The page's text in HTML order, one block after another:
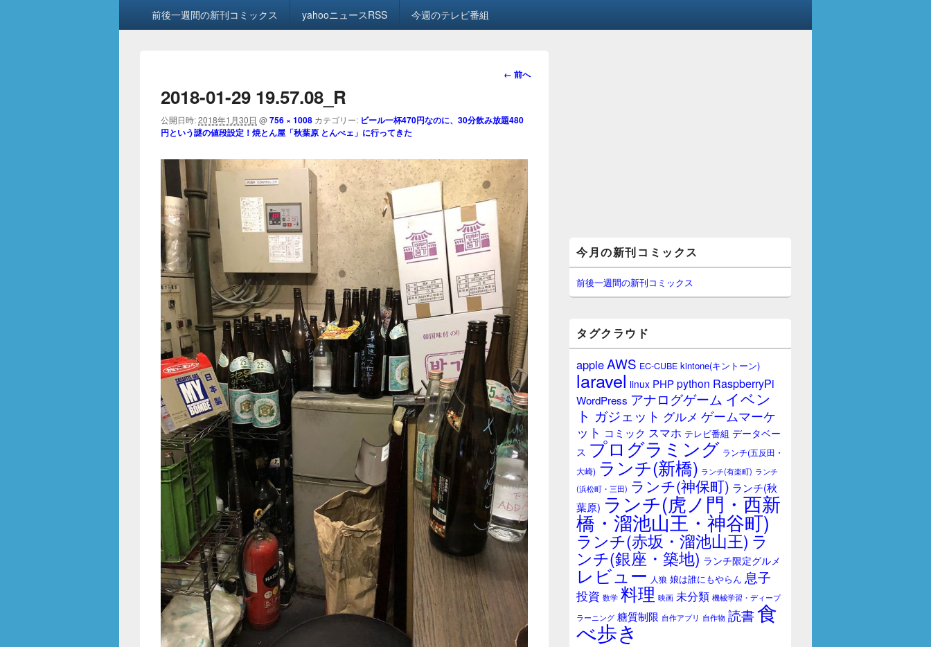
前後一週間の新刊コミックス yahooニュースRSS 今週のテレビ番組
画
ビ
シ
ョ
← 前へ
2018-01-29 19.57.08_R
公開日時:2018年1月30日 @756 × 1008 カテゴリー: ビール一杯470円なのに、30分飲み放題480
円という謎の値段設定！焼とん屋「秋葉原 とんべェ」に行ってきた
イ
ン
サ
イ
ー
ジ
ッ
ト
今月の新刊コミックス
前後一週間の新刊コミックス
タグクラウド
appleAWS EC-CUBE kintone(キントーン)
laravel linux PHPpython RaspberryPi
WordPress アナログゲーム イベン
ト ガジェット グルメ ゲームマーケ
ット コミック スマホ テレビ番組 データベー
ス プログラミング ランチ(五反田・
大崎) ランチ(新橋) ランチ(有楽町) ランチ
(浜松町・三田) ランチ(神保町) ランチ(秋
葉原) ランチ(虎ノ門・西新
橋・溜池山王・神谷町)
ランチ(赤坂・溜池山王) ラ
ンチ(銀座・築地) ランチ限定グルメ
レビュー 人狼 娘は誰にもやらん 息子
投資 数学 料理 映画 未分類 機械学習・ディープ
ラーニング 糖質制限 自作アプリ 自作物 読書食
べ歩き